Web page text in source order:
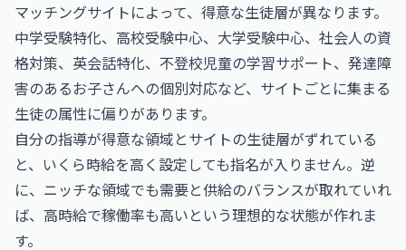
マッチングサイトによって、得意な生徒層が異なります。
中学受験特化、高校受験中心、大学受験中心、社会人の資
格対策、英会話特化、不登校児童の学習サポート、発達障
害のあるお子さんへの個別対応など、サイトごとに集まる
生徒の属性に偏りがあります。
自分の指導が得意な領域とサイトの生徒層がずれている
と、いくら時給を高く設定しても指名が入りません。逆
に、ニッチな領域でも需要と供給のバランスが取れていれ
ば、高時給で稼働率も高いという理想的な状態が作れま
す。